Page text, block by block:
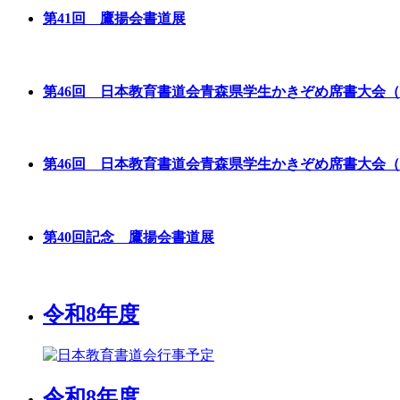
第41回 鷹揚会書道展
第46回 日本教育書道会青森県学生かきぞめ席書大会（
第46回 日本教育書道会青森県学生かきぞめ席書大会（
第40回記念 鷹揚会書道展
令和8年度